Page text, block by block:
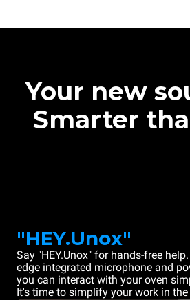
Your new
Smarter
"HEY.Unox"
Say "HEY.Unox" for hands-free
edge integrated microphone and
you can interact with your oven
It's time to simplify your work in the